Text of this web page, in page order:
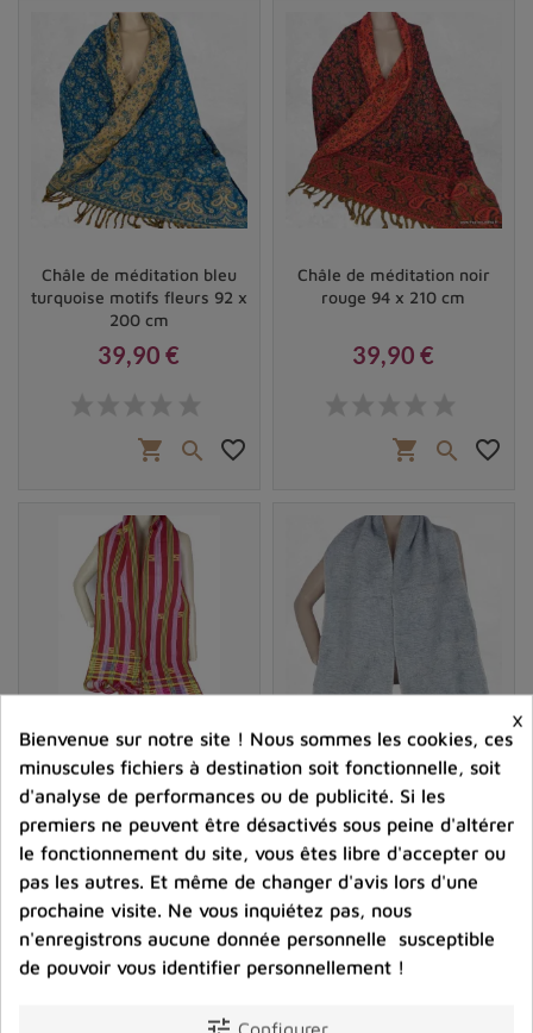
Châle de méditation bleu
turquoise motifs fleurs 92 x
200 cm
39,90 €
shopping_cart  favorite_border
Châle de méditation noir
rouge 94 x 210 cm
39,90 €
shopping_cart  favorite_border
Echarpe du Bhoutan en
coton rayé bordeau
Prix
45,00 €
shopping_cart  favorite_border
Echarpe en laine de yack
gris bleuté 30 x 150 cm
Prix
10,00 €
shopping_cart  favorite_border
×
Bienvenue sur notre site ! Nous sommes les cookies, ces
minuscules fichiers à destination soit fonctionnelle, soit
d'analyse de performances ou de publicité. Si les
premiers ne peuvent être désactivés sous peine d'altérer
le fonctionnement du site, vous êtes libre d'accepter ou
pas les autres. Et même de changer d'avis lors d'une
prochaine visite. Ne vous inquiétez pas, nous
n'enregistrons aucune donnée personnelle susceptible
de pouvoir vous identifier personnellement !